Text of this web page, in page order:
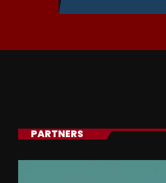
PARTNERS